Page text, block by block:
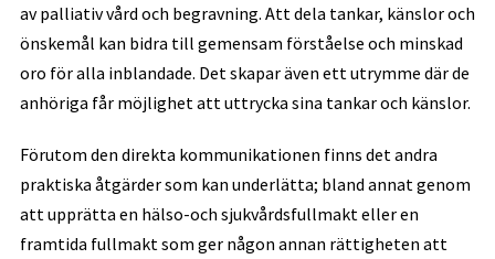
av palliativ vård och begravning. Att dela tankar, känslor och
önskemål kan bidra till gemensam förståelse och minskad
oro för alla inblandade. Det skapar även ett utrymme där de
anhöriga får möjlighet att uttrycka sina tankar och känslor.
Förutom den direkta kommunikationen finns det andra
praktiska åtgärder som kan underlätta; bland annat genom
att upprätta en hälso-och sjukvårdsfullmakt eller en
framtida fullmakt som ger någon annan rättigheten att